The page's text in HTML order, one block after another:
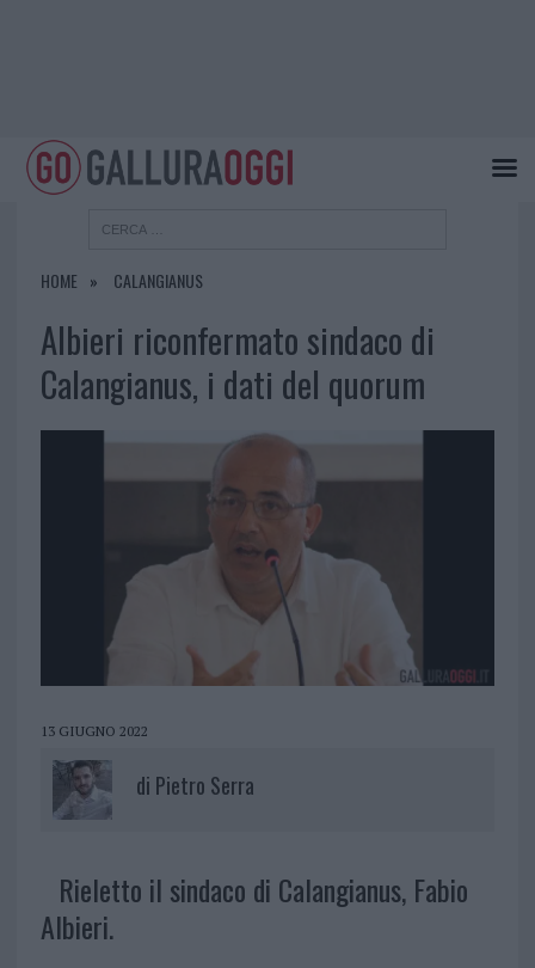
HOME CALANGIANUS
Albieri riconfermato sindaco di
Calangianus, i dati del quorum
13 GIUGNO 2022
di Pietro Serra
Rieletto il sindaco di Calangianus, Fabio
Albieri.